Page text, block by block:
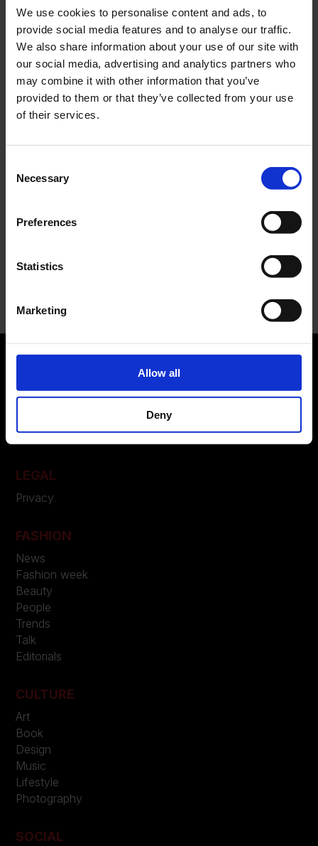
We use cookies to personalise content and ads, to
provide social media features and to analyse our traffic.
We also share information about your use of our site with
our social media, advertising and analytics partners who
may combine it with other information that you’ve
provided to them or that they’ve collected from your use
of their services.
Selection
Necessary
Preferences
Statistics
Marketing
Allow all
Deny
Recent Posts
Dolce Vita Riviera
Le donne omeriche e l’eterna resistenza: il
coraggio di chi persiste all’ombra degli eroi
Slayyyter e il sogno decadente della provincia
americana: chi è la nuova anti-diva della musica
collaborazione e il lancio della Gel-Resolution™ 5
L’universo crepuscolare di Miu Miu: Hailey Bieber e
campagna FW 2026
Recent Comments
ABOUT US
Contatti
LEGAL
Privacy
FASHION
News
Fashion week
Beauty
People
Trends
Talk
Editorials
CULTURE
Art
Book
Design
Music
Lifestyle
Photography
SOCIAL